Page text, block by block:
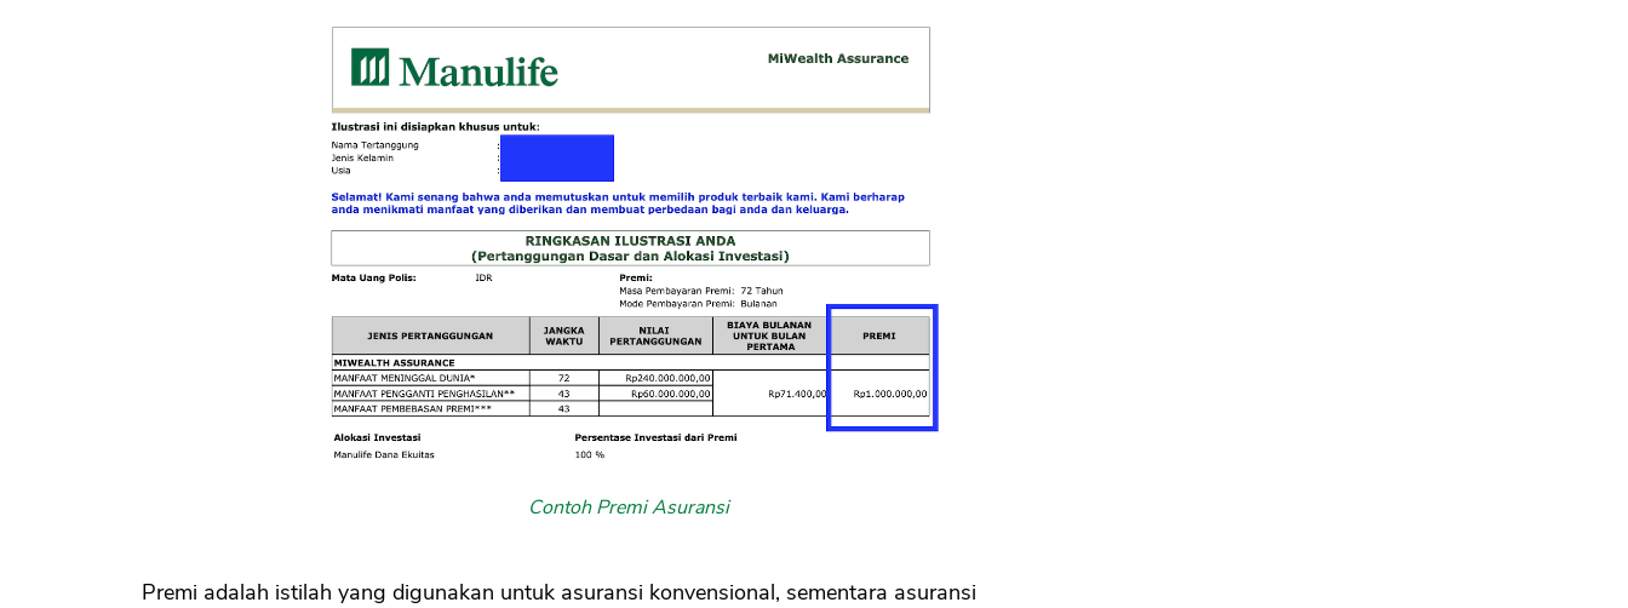
Contoh Premi Asuransi
Premi adalah istilah yang digunakan untuk asuransi konvensional, sementara asuransi